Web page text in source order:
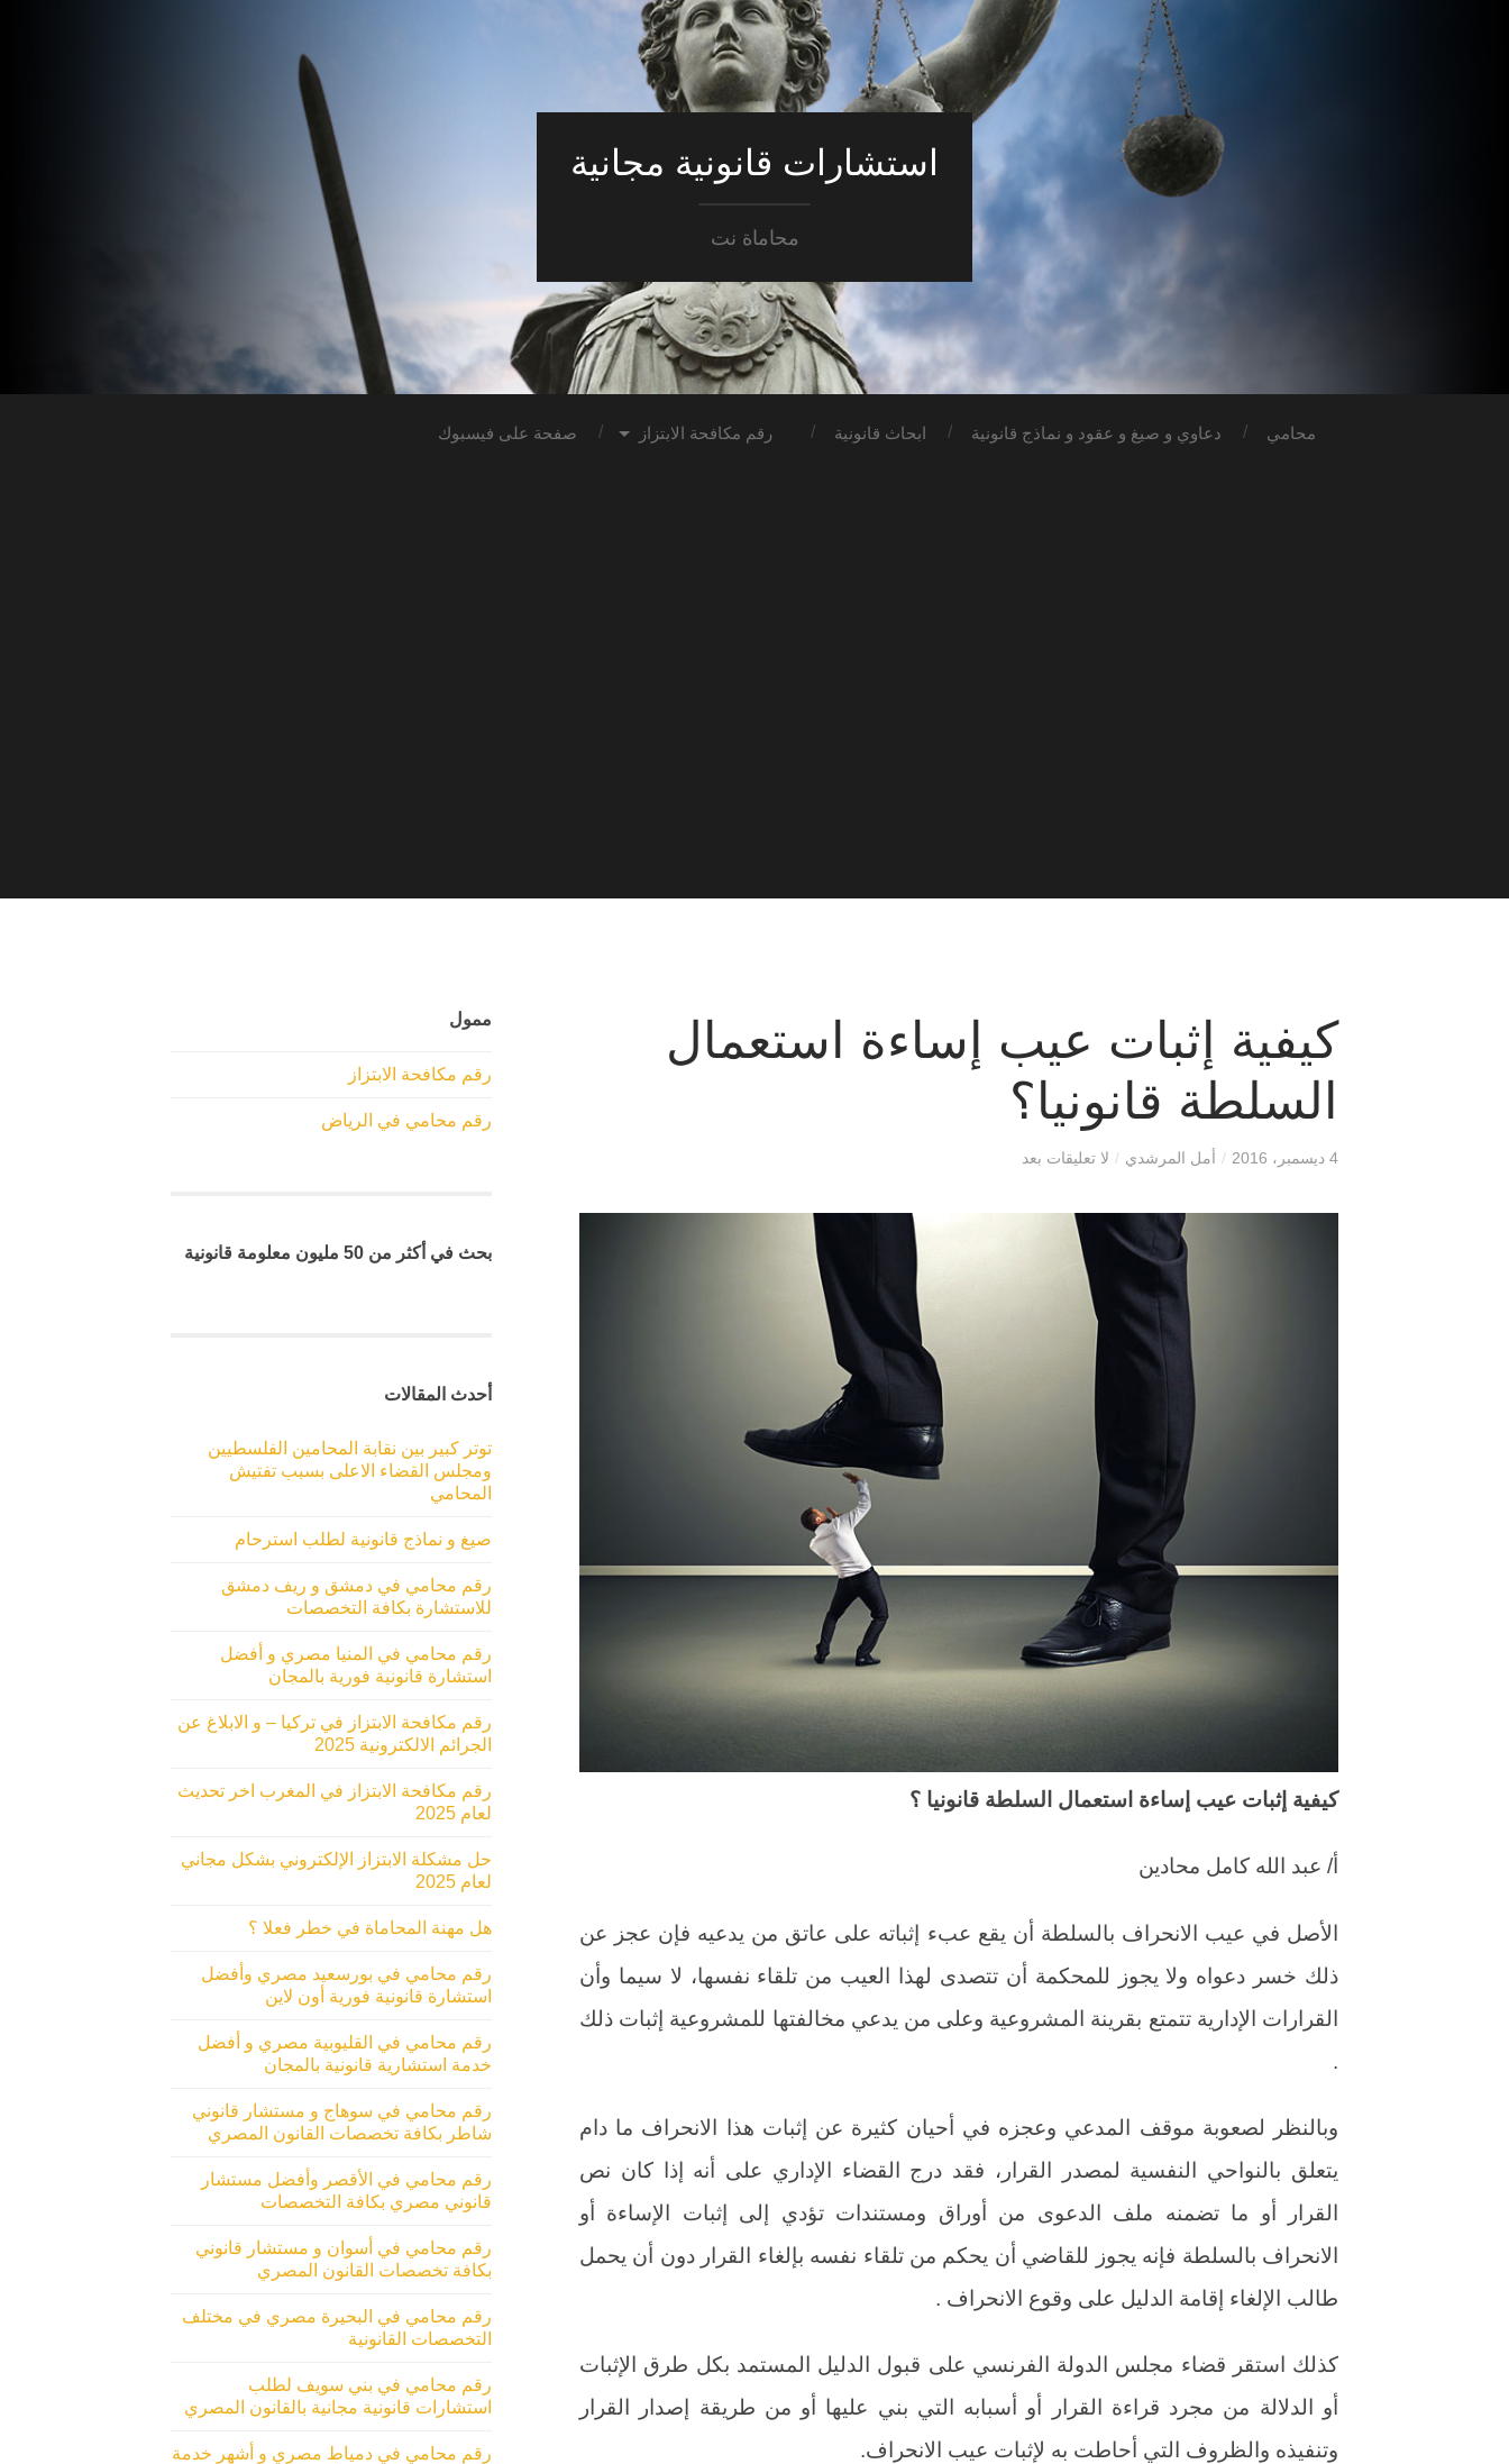
استشارات قانونية مجانية
محاماة نت
محامي دعاوي و صيغ و عقود و نماذج قانونية ابحاث قانونية رقم مكافحة الابتزاز صفحة على فيسبوك
كيفية إثبات عيب إساءة استعمال
السلطة قانونيا؟
4 ديسمبر، 2016 / أمل المرشدي / لا تعليقات بعد
كيفية إثبات عيب إساءة استعمال السلطة قانونيا ؟
أ/ عبد الله كامل محادين
الأصل في عيب الانحراف بالسلطة أن يقع عبء إثباته على عاتق من يدعيه فإن عجز عن
ذلك خسر دعواه ولا يجوز للمحكمة أن تتصدى لهذا العيب من تلقاء نفسها، لا سيما وأن
القرارات الإدارية تتمتع بقرينة المشروعية وعلى من يدعي مخالفتها للمشروعية إثبات ذلك
.
وبالنظر لصعوبة موقف المدعي وعجزه في أحيان كثيرة عن إثبات هذا الانحراف ما دام
يتعلق بالنواحي النفسية لمصدر القرار، فقد درج القضاء الإداري على أنه إذا كان نص
القرار أو ما تضمنه ملف الدعوى من أوراق ومستندات تؤدي إلى إثبات الإساءة أو
الانحراف بالسلطة فإنه يجوز للقاضي أن يحكم من تلقاء نفسه بإلغاء القرار دون أن يحمل
طالب الإلغاء إقامة الدليل على وقوع الانحراف .
كذلك استقر قضاء مجلس الدولة الفرنسي على قبول الدليل المستمد بكل طرق الإثبات
أو الدلالة من مجرد قراءة القرار أو أسبابه التي بني عليها أو من طريقة إصدار القرار
وتنفيذه والظروف التي أحاطت به لإثبات عيب الانحراف.
ممول
رقم مكافحة الابتزاز
رقم محامي في الرياض
بحث في أكثر من 50 مليون معلومة قانونية
أحدث المقالات
توتر كبير بين نقابة المحامين الفلسطيين
ومجلس القضاء الاعلى بسبب تفتيش
المحامي
صيغ و نماذج قانونية لطلب استرحام
رقم محامي في دمشق و ريف دمشق
للاستشارة بكافة التخصصات
رقم محامي في المنيا مصري و أفضل
استشارة قانونية فورية بالمجان
رقم مكافحة الابتزاز في تركيا – و الابلاغ عن
الجرائم الالكترونية 2025
رقم مكافحة الابتزاز في المغرب اخر تحديث
لعام 2025
حل مشكلة الابتزاز الإلكتروني بشكل مجاني
لعام 2025
هل مهنة المحاماة في خطر فعلا ؟
رقم محامي في بورسعيد مصري وأفضل
استشارة قانونية فورية أون لاين
رقم محامي في القليوبية مصري و أفضل
خدمة استشارية قانونية بالمجان
رقم محامي في سوهاج و مستشار قانوني
شاطر بكافة تخصصات القانون المصري
رقم محامي في الأقصر وأفضل مستشار
قانوني مصري بكافة التخصصات
رقم محامي في أسوان و مستشار قانوني
بكافة تخصصات القانون المصري
رقم محامي في البحيرة مصري في مختلف
التخصصات القانونية
رقم محامي في بني سويف لطلب
استشارات قانونية مجانية بالقانون المصري
رقم محامي في دمياط مصري و أشهر خدمة